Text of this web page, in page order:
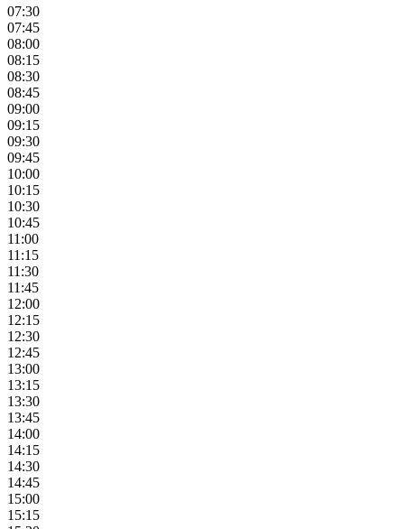
07:30
07:45
08:00
08:15
08:30
08:45
09:00
09:15
09:30
09:45
10:00
10:15
10:30
10:45
11:00
11:15
11:30
11:45
12:00
12:15
12:30
12:45
13:00
13:15
13:30
13:45
14:00
14:15
14:30
14:45
15:00
15:15